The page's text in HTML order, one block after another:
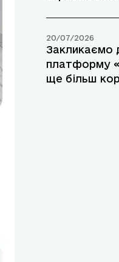
20/07/2026
Закликаємо
платформу
ще більш